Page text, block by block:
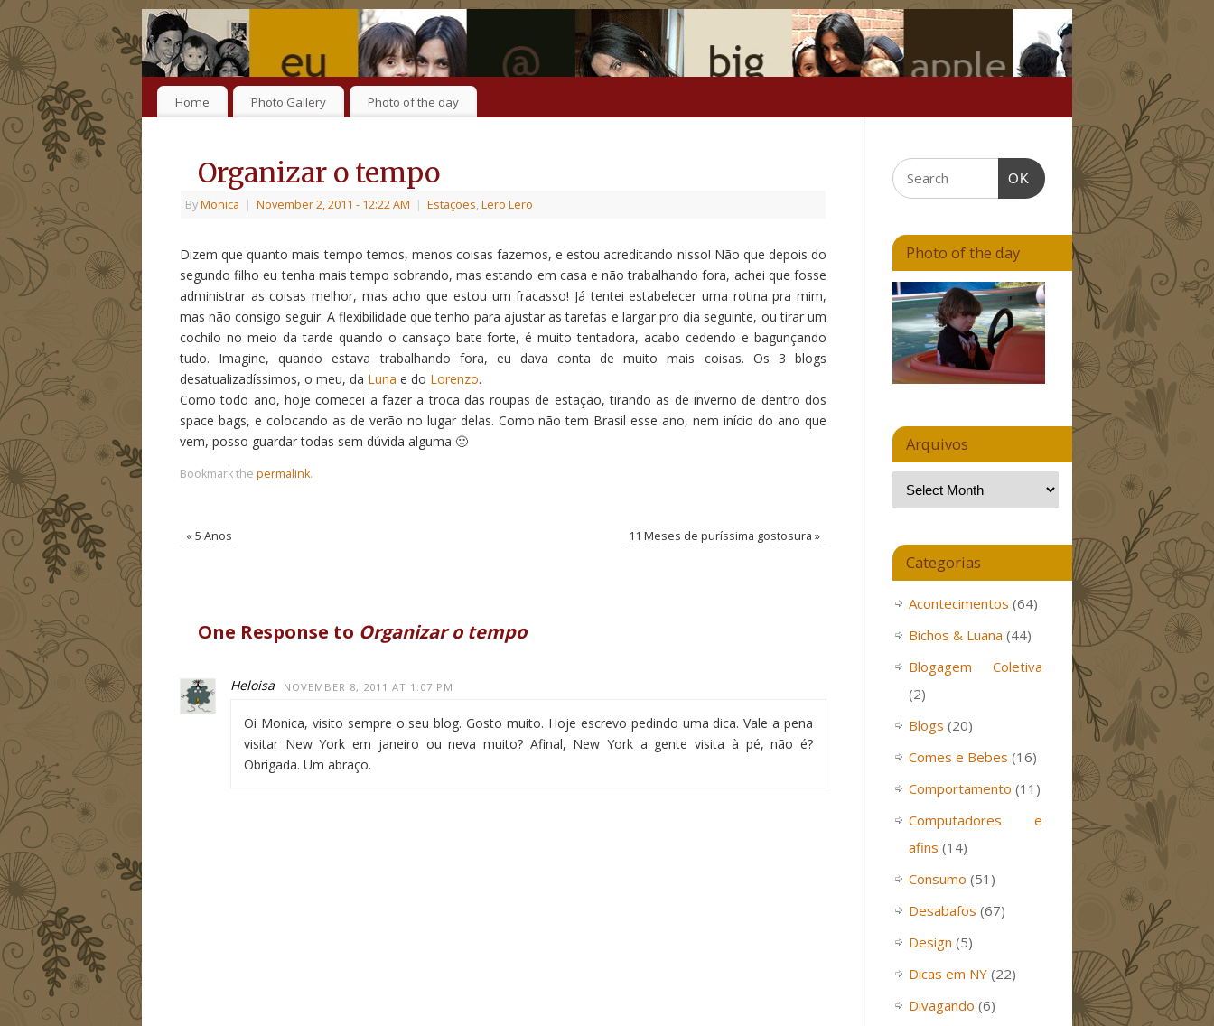
Home Photo Gallery Photo of the day
Organizar o tempo
ByMonica | November 2, 2011 - 12:22 AM | Estações, Lero Lero
Dizem que quanto mais tempo temos, menos coisas fazemos, e estou acreditando nisso! Não que depois do
segundo filho eu tenha mais tempo sobrando, mas estando em casa e não trabalhando fora, achei que fosse
administrar as coisas melhor, mas acho que estou um fracasso! Já tentei estabelecer uma rotina pra mim,
mas não consigo seguir. A flexibilidade que tenho para ajustar as tarefas e largar pro dia seguinte, ou tirar um
cochilo no meio da tarde quando o cansaço bate forte, é muito tentadora, acabo cedendo e bagunçando
tudo. Imagine, quando estava trabalhando fora, eu dava conta de muito mais coisas. Os 3 blogs
desatualizadíssimos, o meu, da Luna e do Lorenzo.
Como todo ano, hoje comecei a fazer a troca das roupas de estação, tirando as de inverno de dentro dos
space bags, e colocando as de verão no lugar delas. Como não tem Brasil esse ano, nem início do ano que
vem, posso guardar todas sem dúvida alguma 🙁
Bookmark the permalink.
« 5 Anos 11 Meses de puríssima gostosura »
One Response to Organizar o tempo
Heloisa NOVEMBER 8, 2011 AT 1:07 PM
Oi Monica, visito sempre o seu blog. Gosto muito. Hoje escrevo pedindo uma dica. Vale a pena
visitar New York em janeiro ou neva muito? Afinal, New York a gente visita à pé, não é?
Obrigada. Um abraço.
OK
Photo of the day
Arquivos
Categorias
Acontecimentos (64)
Bichos & Luana (44)
Blogagem Coletiva
(2)
Blogs (20)
Comes e Bebes (16)
Comportamento (11)
Computadores e
afins (14)
Consumo (51)
Desabafos (67)
Design (5)
Dicas em NY (22)
Divagando (6)